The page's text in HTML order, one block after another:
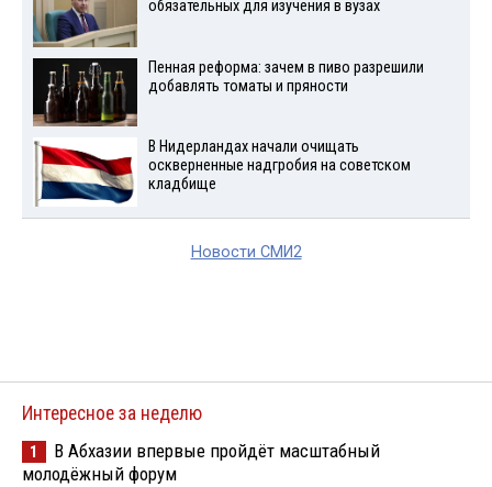
обязательных для изучения в вузах
Пенная реформа: зачем в пиво разрешили
добавлять томаты и пряности
В Нидерландах начали очищать
оскверненные надгробия на советском
кладбище
Новости СМИ2
Интересное за неделю
1
В Абхазии впервые пройдёт масштабный
молодёжный форум